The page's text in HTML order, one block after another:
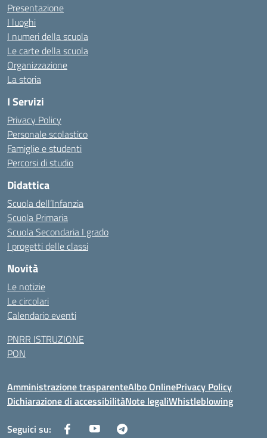
Presentazione
I luoghi
I numeri della scuola
Le carte della scuola
Organizzazione
La storia
I Servizi
Privacy Policy
Personale scolastico
Famiglie e studenti
Percorsi di studio
Didattica
Scuola dell’Infanzia
Scuola Primaria
Scuola Secondaria I grado
I progetti delle classi
Novità
Le notizie
Le circolari
Calendario eventi
PNRR ISTRUZIONE
PON
Amministrazione trasparenteAlbo OnlinePrivacy Policy
Dichiarazione di accessibilitàNote legaliWhistleblowing
Seguici su: